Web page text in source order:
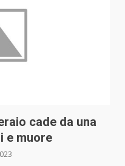
cade da una
e muore